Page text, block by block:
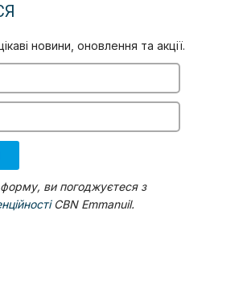
новини, оновлення та акції.
ви погоджуєтеся з
CBN Emmanuil.